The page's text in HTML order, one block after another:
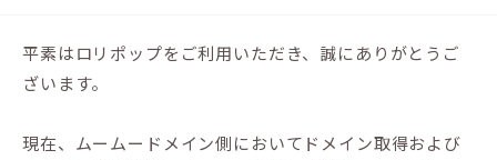
平素はロリポップをご利用いただき、誠にありがとうご
ざいます。
現在、ムームードメイン側においてドメイン取得および